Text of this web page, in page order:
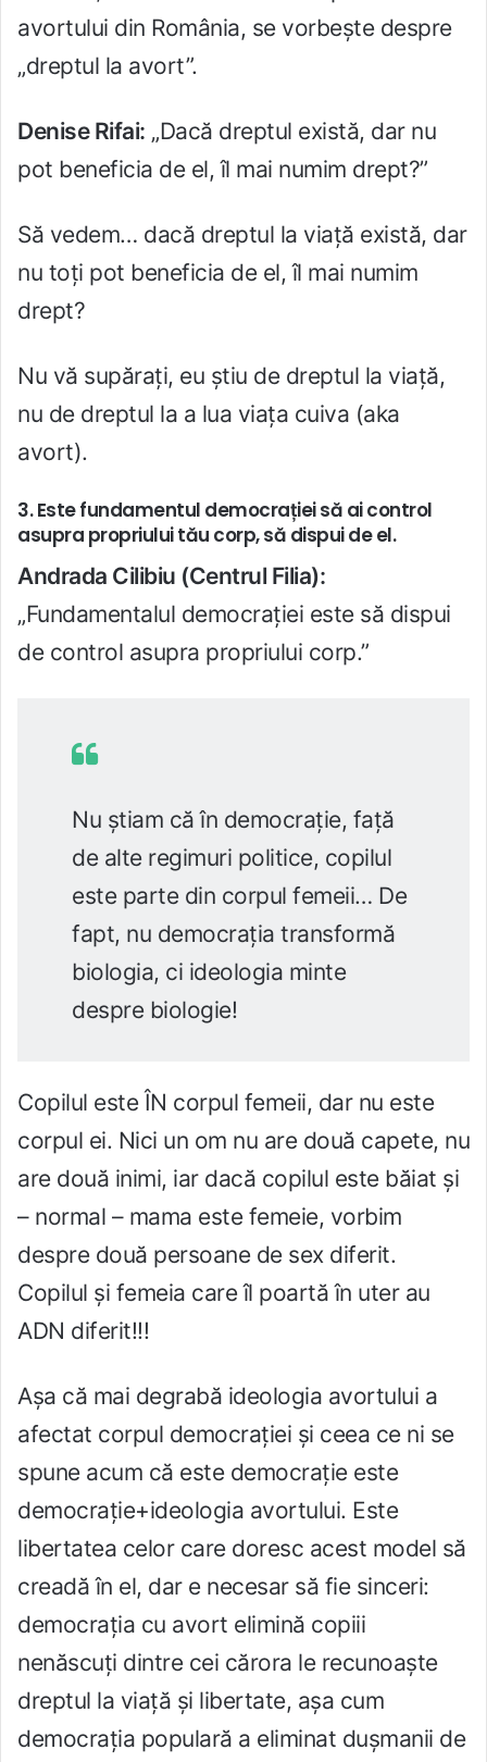
avortului din România, se vorbește despre
„dreptul la avort”.
Denise Rifai: „Dacă dreptul există, dar nu
pot beneficia de el, îl mai numim drept?”
Să vedem… dacă dreptul la viață există, dar
nu toți pot beneficia de el, îl mai numim
drept?
Nu vă supărați, eu știu de dreptul la viață,
nu de dreptul la a lua viața cuiva (aka
avort).
3. Este fundamentul democrației să ai control
asupra propriului tău corp, să dispui de el.
Andrada Cilibiu (Centrul Filia):
„Fundamentalul democrației este să dispui
de control asupra propriului corp.”
Nu știam că în democrație, față
de alte regimuri politice, copilul
este parte din corpul femeii… De
fapt, nu democrația transformă
biologia, ci ideologia minte
despre biologie!
Copilul este ÎN corpul femeii, dar nu este
corpul ei. Nici un om nu are două capete, nu
are două inimi, iar dacă copilul este băiat și
– normal – mama este femeie, vorbim
despre două persoane de sex diferit.
Copilul și femeia care îl poartă în uter au
ADN diferit!!!
Așa că mai degrabă ideologia avortului a
afectat corpul democrației și ceea ce ni se
spune acum că este democrație este
democrație+ideologia avortului. Este
libertatea celor care doresc acest model să
creadă în el, dar e necesar să fie sinceri:
democrația cu avort elimină copiii
nenăscuți dintre cei cărora le recunoaște
dreptul la viață și libertate, așa cum
democrația populară a eliminat dușmanii de